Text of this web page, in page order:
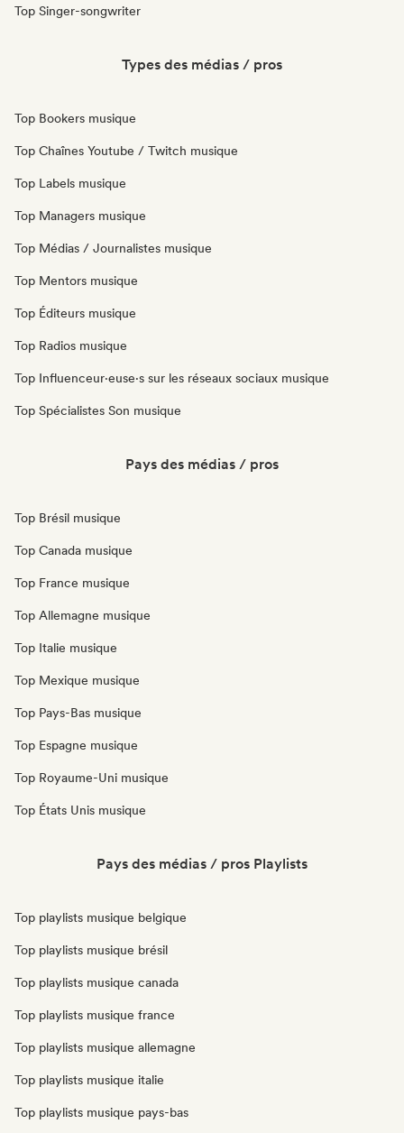
Top Singer-songwriter
Types des médias / pros
Top Bookers musique
Top Chaînes Youtube / Twitch musique
Top Labels musique
Top Managers musique
Top Médias / Journalistes musique
Top Mentors musique
Top Éditeurs musique
Top Radios musique
Top Influenceur·euse·s sur les réseaux sociaux musique
Top Spécialistes Son musique
Pays des médias / pros
Top Brésil musique
Top Canada musique
Top France musique
Top Allemagne musique
Top Italie musique
Top Mexique musique
Top Pays-Bas musique
Top Espagne musique
Top Royaume-Uni musique
Top États Unis musique
Pays des médias / pros Playlists
Top playlists musique belgique
Top playlists musique brésil
Top playlists musique canada
Top playlists musique france
Top playlists musique allemagne
Top playlists musique italie
Top playlists musique pays-bas